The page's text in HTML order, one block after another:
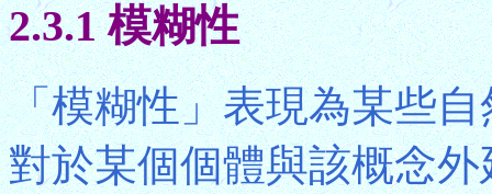
2.3.1 模糊性
「模糊性」表現為某些
對於某個個體與該概念